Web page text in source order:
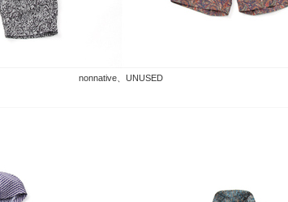
nonnative、UNUSED